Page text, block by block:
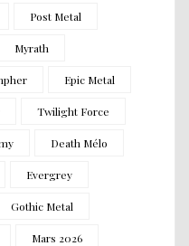
Post Metal
Myrath
Epic Metal
Twilight Force
Death Mélo
Evergrey
Gothic Metal
Mars 2026